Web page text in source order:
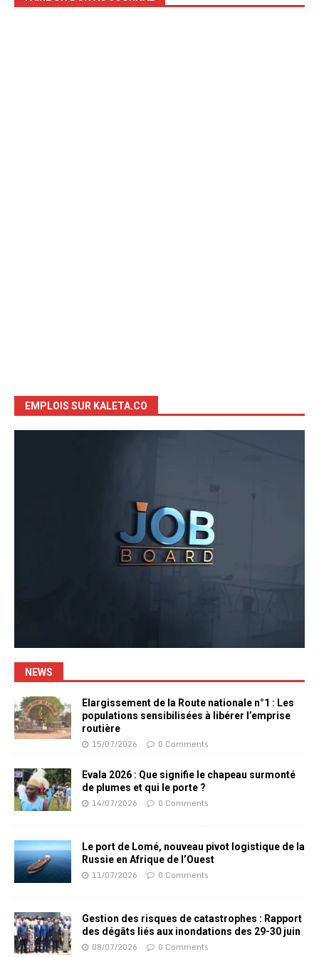
EMPLOIS SUR KALETA.CO
NEWS
Elargissement de la Route nationale n°1 : Les
populations sensibilisées à libérer l’emprise
routière
15/07/2026 0 Comments
Evala 2026 : Que signifie le chapeau surmonté
de plumes et qui le porte ?
14/07/2026 0 Comments
Le port de Lomé, nouveau pivot logistique de la
Russie en Afrique de l’Ouest
11/07/2026 0 Comments
Gestion des risques de catastrophes : Rapport
des dégâts liés aux inondations des 29-30 juin
08/07/2026 0 Comments